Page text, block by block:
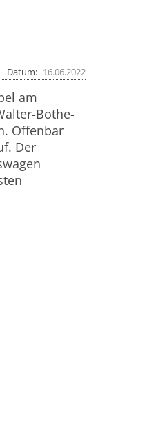
Datum 16.06.2022
am
Bothe-
Offenbar
Der